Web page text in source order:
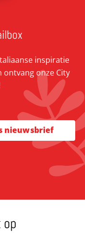
inspiratie
ontvang onze City
nieuwsbrief